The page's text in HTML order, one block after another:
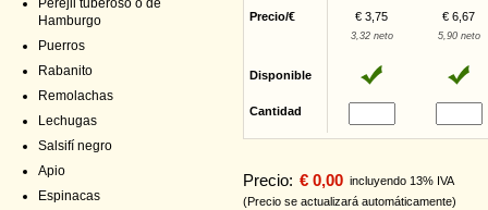
Perejil tuberoso o de
Hamburgo
Puerros
Rabanito
Remolachas
Lechugas
Salsifí negro
Apio
Espinacas
Precio/€ € 3,75 € 6,67
3,32 neto 5,90 neto
Disponible
Cantidad
Precio: € 0,00 incluyendo 13% IVA
(Precio se actualizará automáticamente)